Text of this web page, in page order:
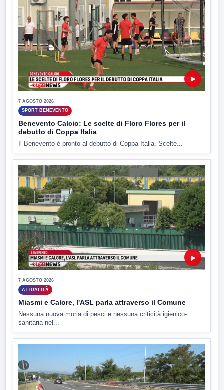
▶
7 AGOSTO 2026
SPORT BENEVENTO
Benevento Calcio: Le scelte di Floro Flores per il
debutto di Coppa Italia
Il Benevento è pronto al debutto di Coppa Italia. Scelte...
▶
7 AGOSTO 2026
ATTUALITÀ
Miasmi e Calore, l'ASL parla attraverso il Comune
Nessuna nuova moria di pesci e nessuna criticità igienico-
sanitaria nel...